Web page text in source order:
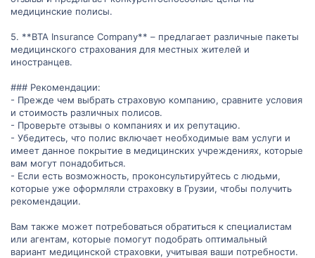
медицинские полисы.
5. **BTA Insurance Company** – предлагает различные пакеты
медицинского страхования для местных жителей и
иностранцев.
### Рекомендации:
- Прежде чем выбрать страховую компанию, сравните условия
и стоимость различных полисов.
- Проверьте отзывы о компаниях и их репутацию.
- Убедитесь, что полис включает необходимые вам услуги и
имеет данное покрытие в медицинских учреждениях, которые
вам могут понадобиться.
- Если есть возможность, проконсультируйтесь с людьми,
которые уже оформляли страховку в Грузии, чтобы получить
рекомендации.
Вам также может потребоваться обратиться к специалистам
или агентам, которые помогут подобрать оптимальный
вариант медицинской страховки, учитывая ваши потребности.